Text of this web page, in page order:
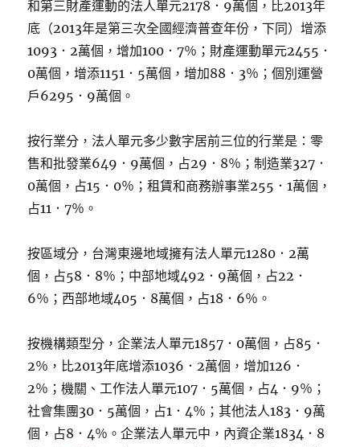
和第三財產運動的法人單元2178．9萬個，比2013年
底（2013年是第三次全國經濟普查年份，下同）增添
1093．2萬個，增加100．7％；財產運動單元2455．
0萬個，增添1151．5萬個，增加88．3％；個別運營
戶6295．9萬個。
按行業分，法人單元多少數字居前三位的行業是：零
售和批發業649．9萬個，占29．8％；制造業327．
0萬個，占15．0％；租賃和商務辦事業255．1萬個，
占11．7％。
按區域分，台灣東邊地域擁有法人單元1280．2萬
個，占58．8％；中部地域492．9萬個，占22．
6％；西部地域405．8萬個，占18．6％。
按機構類型分，企業法人單元1857．0萬個，占85．
2％，比2013年底增添1036．2萬個，增加126．
2％；機關、工作法人單元107．5萬個，占4．9％；
社會集團30．5萬個，占1．4％；其他法人183．9萬
個，占8．4％。企業法人單元中，內資企業1834．8